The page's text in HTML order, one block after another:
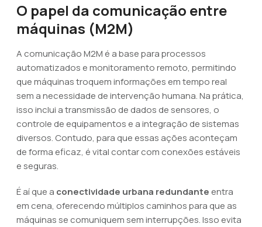
O papel da comunicação entre
máquinas (M2M)
A comunicação M2M é a base para processos
automatizados e monitoramento remoto, permitindo
que máquinas troquem informações em tempo real
sem a necessidade de intervenção humana. Na prática,
isso inclui a transmissão de dados de sensores, o
controle de equipamentos e a integração de sistemas
diversos. Contudo, para que essas ações aconteçam
de forma eficaz, é vital contar com conexões estáveis
e seguras.
É aí que a conectividade urbana redundante entra
em cena, oferecendo múltiplos caminhos para que as
máquinas se comuniquem sem interrupções. Isso evita